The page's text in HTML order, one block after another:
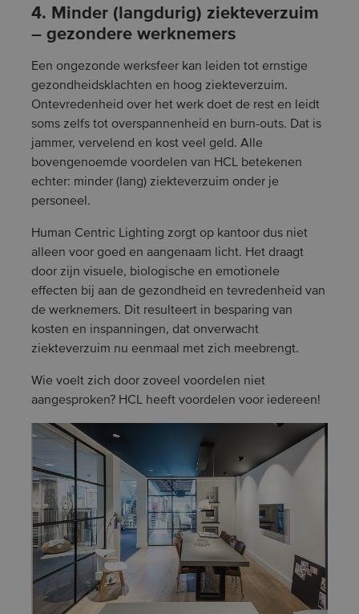
4. Minder (langdurig) ziekteverzuim
– gezondere werknemers
Een ongezonde werksfeer kan leiden tot ernstige
gezondheidsklachten en hoog ziekteverzuim.
Ontevredenheid over het werk doet de rest en leidt
soms zelfs tot overspannenheid en burn-outs. Dat is
jammer, vervelend en kost veel geld. Alle
bovengenoemde voordelen van HCL betekenen
echter: minder (lang) ziekteverzuim onder je
personeel.
Human Centric Lighting zorgt op kantoor dus niet
alleen voor goed en aangenaam licht. Het draagt
door zijn visuele, biologische en emotionele
effecten bij aan de gezondheid en tevredenheid van
de werknemers. Dit resulteert in besparing van
kosten en inspanningen, dat onverwacht
ziekteverzuim nu eenmaal met zich meebrengt.
Wie voelt zich door zoveel voordelen niet
aangesproken? HCL heeft voordelen voor iedereen!